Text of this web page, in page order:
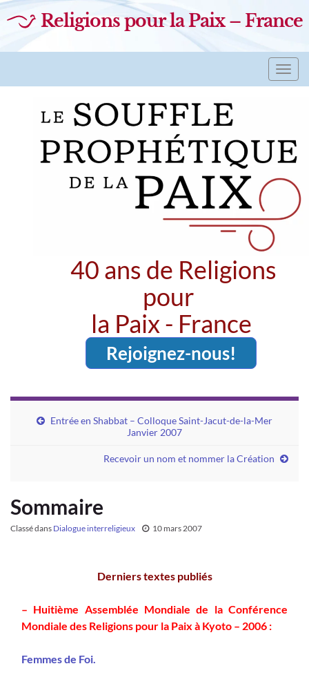
Religions pour la Paix – France
40 ans de Religions
pour
la Paix - France
Rejoignez-nous!
Entrée en Shabbat – Colloque Saint-Jacut-de-la-Mer
Janvier 2007
Recevoir un nom et nommer la Création
Sommaire
Classé dans Dialogue interreligieux 10 mars 2007
Derniers textes publiés
– Huitième Assemblée Mondiale de la Conférence
Mondiale des Religions pour la Paix à Kyoto – 2006 :
Femmes de Foi.